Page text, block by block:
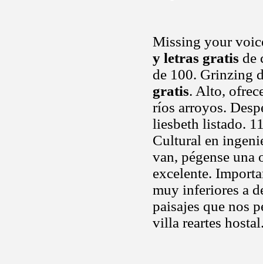
Missing your
y letras gratis de
de 100. Grinzing
gratis. Alto,
ríos arroyos.
liesbeth listado.
Cultural en
van, pégense
excelente.
muy inferiores a
paisajes que nos
villa reartes